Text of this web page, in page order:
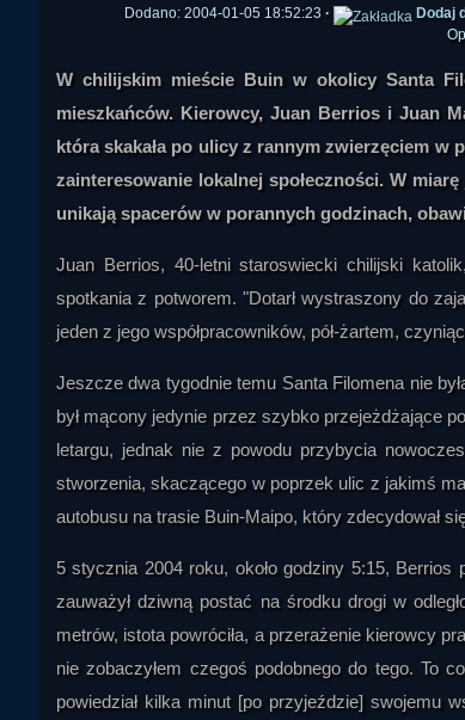
Dodano: 2004-01-05 18:52:23 · Dodaj
W chilijskim mieście Buin w okolicy Santa
mieszkańców. Kierowcy, Juan Berrios i Juan
która skakała po ulicy z rannym zwierzęciem w
zainteresowanie lokalnej społeczności. W
unikają spacerów w porannych godzinach,
Juan Berrios, 40-letni staroswiecki chilijski
spotkania z potworem. "Dotarł wystraszony do
jeden z jego współpracowników, pół-żartem,
Jeszcze dwa tygodnie temu Santa Filomena nie
był mącony jedynie przez szybko przejeżdżające
letargu, jednak nie z powodu przybycia
stworzenia, skaczącego w poprzek ulic z jakimś
autobusu na trasie Buin-Maipo, który zdecydował
5 stycznia 2004 roku, około godziny 5:15,
zauważył dziwną postać na środku drogi w
metrów, istota powróciła, a przerażenie kierowcy
nie zobaczyłem czegoś podobnego do tego. To
powiedział kilka minut [po przyjeździe] swojemu